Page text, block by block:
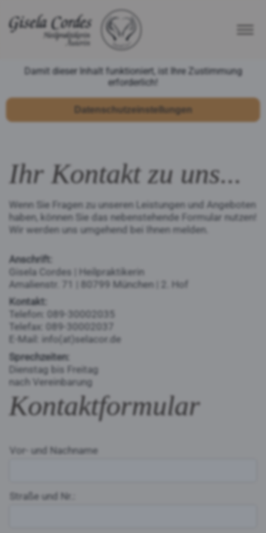
Damit dieser Inhalt funktioniert, ist Ihre Zustimmung
erforderlich!
Datenschutzeinstellungen
Ihr Kontakt zu uns...
Wenn Sie Fragen zu unseren Leistungen und Angeboten
haben, können Sie das nebenstehende Formular nutzen!
Wir werden uns umgehend bei Ihnen melden.
Anschrift:
Gisela Cordes | Heilpraktikerin
Amalienstr. 71 | 80799 München | 2. Hof
Kontakt:
Telefon: 089-30002035
Telefax: 089-30002037
E-Mail: info(at)selacor.de
Sprechzeiten:
Dienstag bis Freitag
nach Vereinbarung
Kontaktformular
Vor- und Nachname
Straße und Nr.: